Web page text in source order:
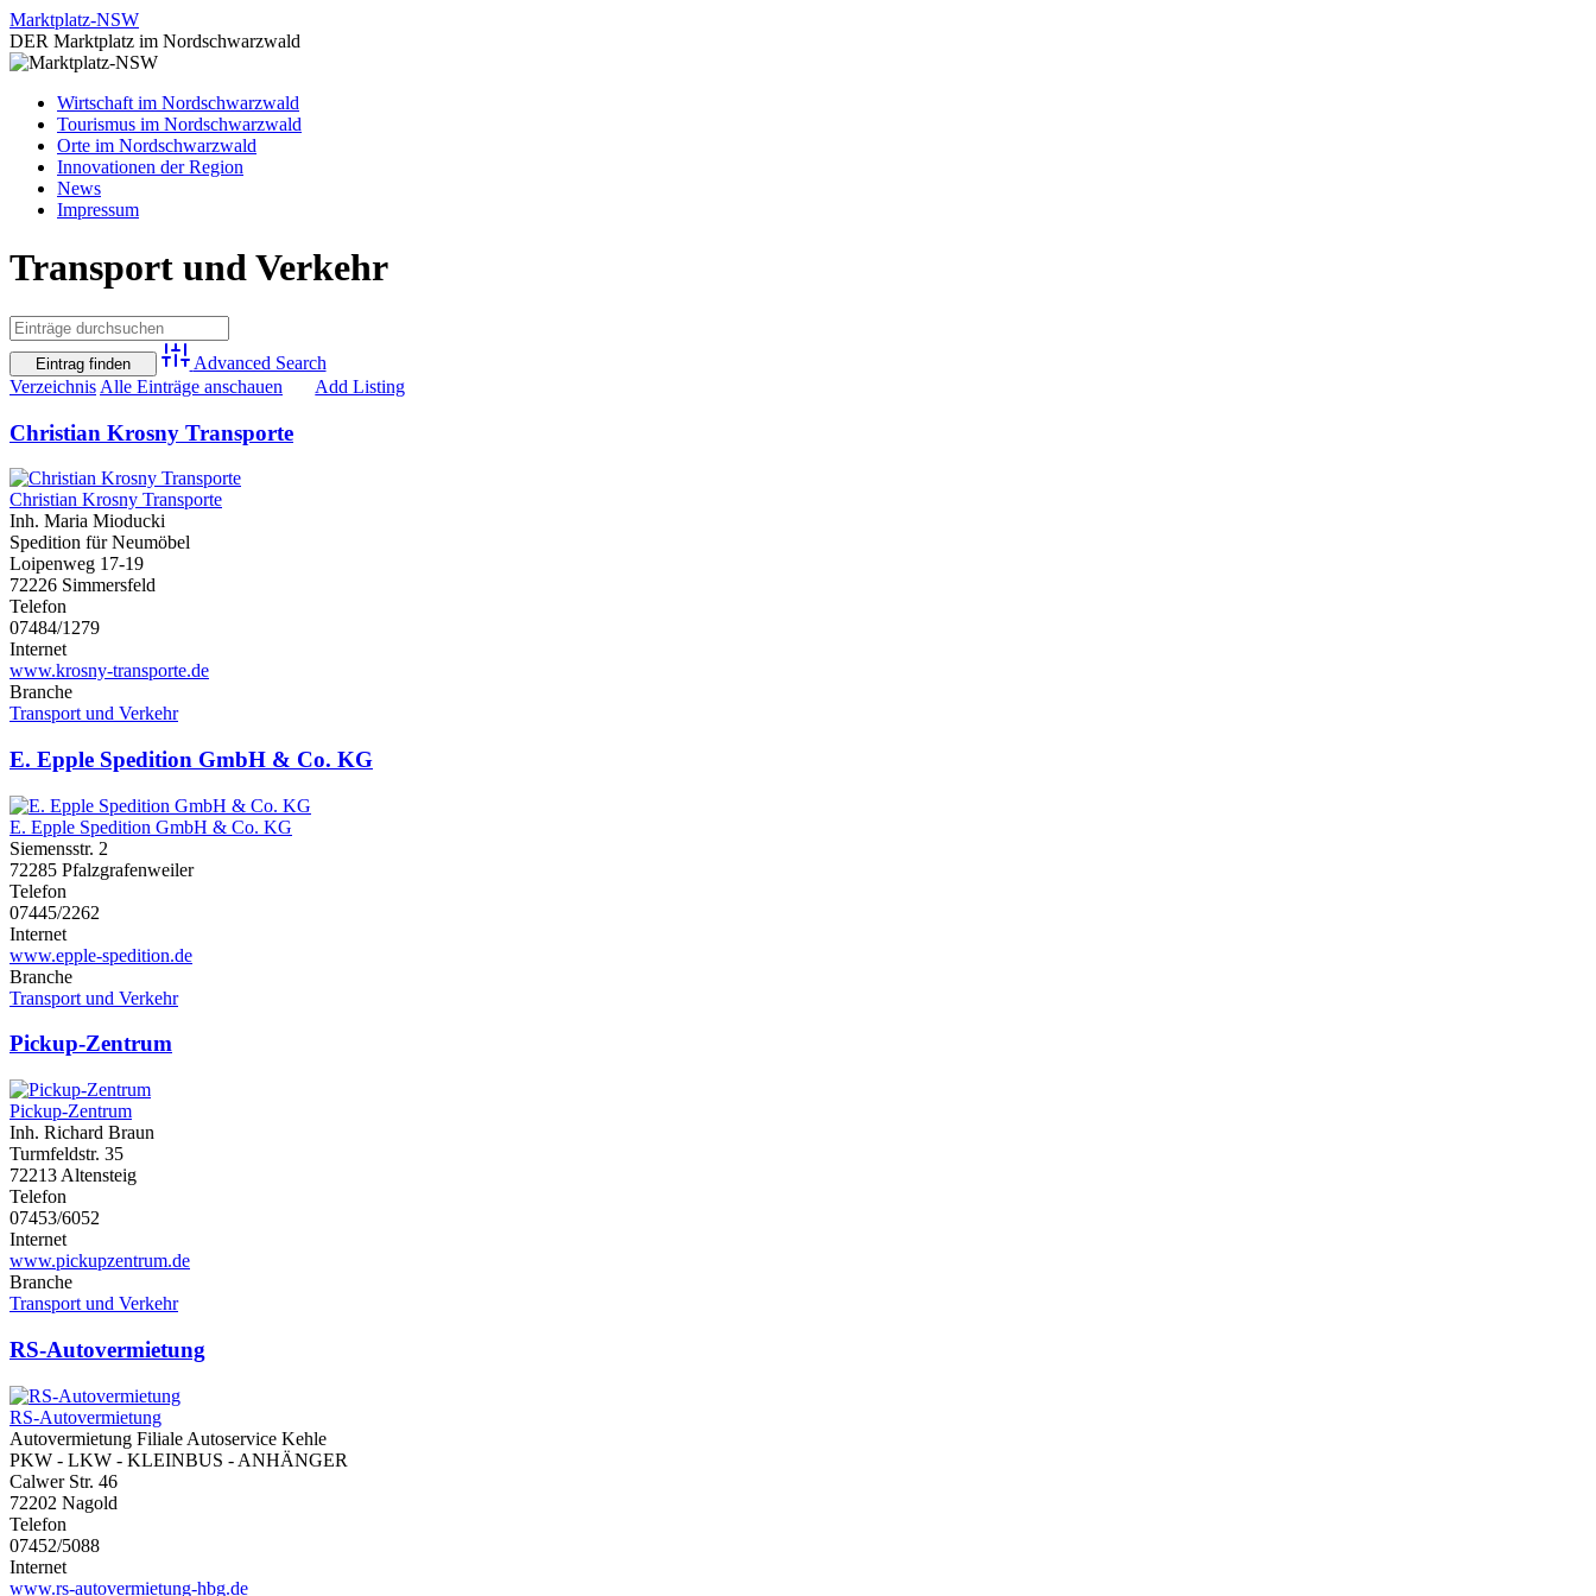
Zum
Inhalt
springen
Marktplatz-NSW
DER Marktplatz im Nordschwarzwald
Wirtschaft im Nordschwarzwald
Tourismus im Nordschwarzwald
Orte im Nordschwarzwald
Innovationen der Region
News
Impressum
Transport und Verkehr
Advanced Search
Verzeichnis Alle Einträge anschauen Add Listing
Christian Krosny Transporte
Christian Krosny Transporte
Inh. Maria Mioducki
Spedition für Neumöbel
Loipenweg 17-19
72226 Simmersfeld
Telefon
07484/1279
Internet
www.krosny-transporte.de
Branche
Transport und Verkehr
E. Epple Spedition GmbH & Co. KG
E. Epple Spedition GmbH & Co. KG
Siemensstr. 2
72285 Pfalzgrafenweiler
Telefon
07445/2262
Internet
www.epple-spedition.de
Branche
Transport und Verkehr
Pickup-Zentrum
Pickup-Zentrum
Inh. Richard Braun
Turmfeldstr. 35
72213 Altensteig
Telefon
07453/6052
Internet
www.pickupzentrum.de
Branche
Transport und Verkehr
RS-Autovermietung
RS-Autovermietung
Autovermietung Filiale Autoservice Kehle
PKW - LKW - KLEINBUS - ANHÄNGER
Calwer Str. 46
72202 Nagold
Telefon
07452/5088
Internet
www.rs-autovermietung-hbg.de